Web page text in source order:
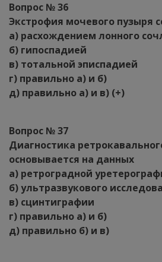
Вопрос № 36
Экстрофия мочевого пузыря
а) расхождением лонного
б) гипоспадией
в) тотальной эписпадией
г) правильно а) и б)
д) правильно а) и в) (+)
Вопрос № 37
Диагностика
основывается на данных
а) ретроградной
б) ультразвукового
в) сцинтиграфии
г) правильно а) и б)
д) правильно б) и в)